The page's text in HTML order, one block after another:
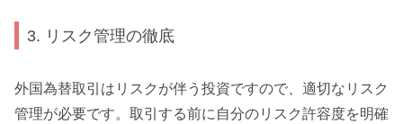
3. リスク管理の徹底
外国為替取引はリスクが伴う投資ですので、適切なリスク
管理が必要です。取引する前に自分のリスク許容度を明確